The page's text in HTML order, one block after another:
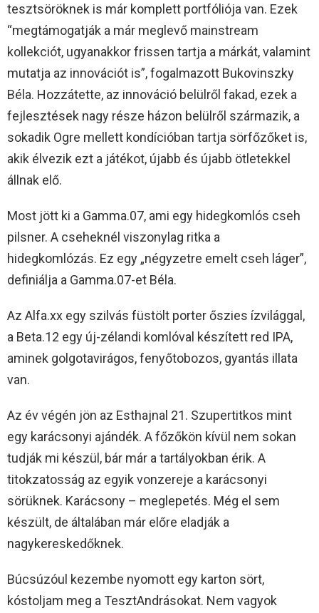
tesztsöröknek is már komplett portfóliója van. Ezek
“megtámogatják a már meglevő mainstream
kollekciót, ugyanakkor frissen tartja a márkát, valamint
mutatja az innovációt is”, fogalmazott Bukovinszky
Béla. Hozzátette, az innováció belülről fakad, ezek a
fejlesztések nagy része házon belülről származik, a
sokadik Ogre mellett kondícióban tartja sörfőzőket is,
akik élvezik ezt a játékot, újabb és újabb ötletekkel
állnak elő.
Most jött ki a Gamma.07, ami egy hidegkomlós cseh
pilsner. A cseheknél viszonylag ritka a
hidegkomlózás. Ez egy „négyzetre emelt cseh láger”,
definiálja a Gamma.07-et Béla.
Az Alfa.xx egy szilvás füstölt porter őszies ízvilággal,
a Beta.12 egy új-zélandi komlóval készített red IPA,
aminek golgotavirágos, fenyőtobozos, gyantás illata
van.
Az év végén jön az Esthajnal 21. Szupertitkos mint
egy karácsonyi ajándék. A főzőkön kívül nem sokan
tudják mi készül, bár már a tartályokban érik. A
titokzatosság az egyik vonzereje a karácsonyi
sörüknek. Karácsony – meglepetés. Még el sem
készült, de általában már előre eladják a
nagykereskedőknek.
Búcsúzóul kezembe nyomott egy karton sört,
kóstoljam meg a TesztAndrásokat. Nem vagyok